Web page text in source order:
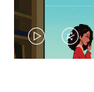
EL
EL